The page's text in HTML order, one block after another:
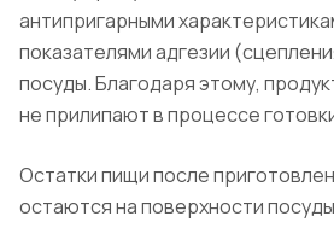
антипригарными
показателями адгезии
посуды.Благодаря этому,
не прилипают в процессе
Остатки пищи после
остаются на поверхности